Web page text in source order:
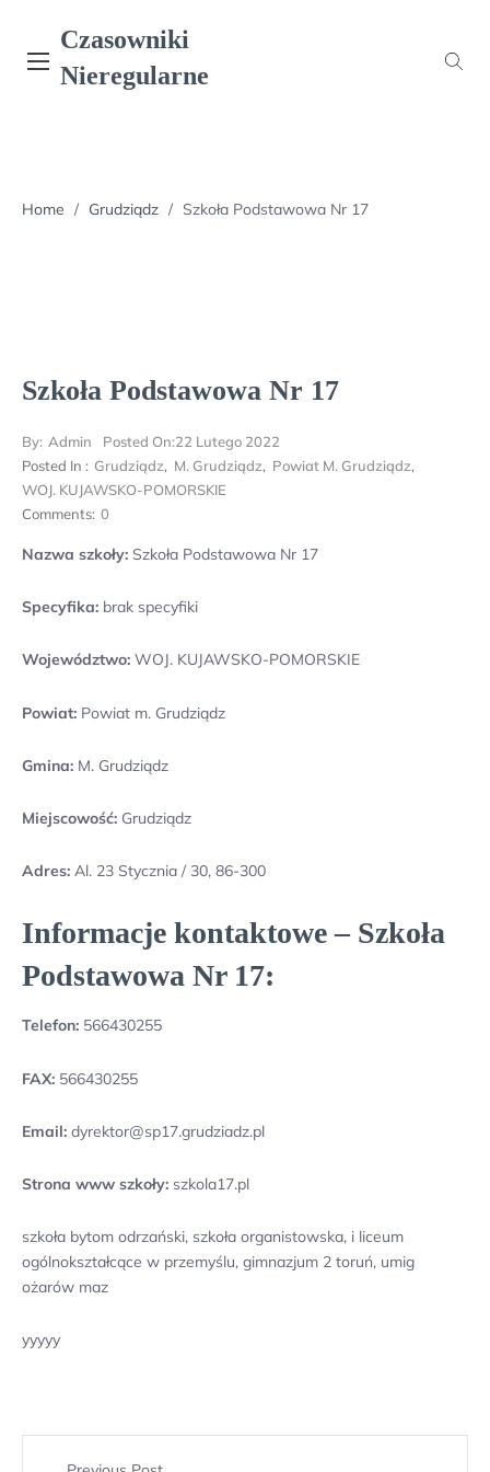
content
Czasowniki
Nieregularne
Home / Grudziądz / Szkoła Podstawowa Nr 17
Szkoła Podstawowa Nr 17
By: Admin Posted On:22 Lutego 2022
Posted In : Grudziądz, M. Grudziądz, Powiat M. Grudziądz,
WOJ. KUJAWSKO-POMORSKIE
Comments: 0
Nazwa szkoły: Szkoła Podstawowa Nr 17
Specyfika: brak specyfiki
Województwo: WOJ. KUJAWSKO-POMORSKIE
Powiat: Powiat m. Grudziądz
Gmina: M. Grudziądz
Miejscowość: Grudziądz
Adres: Al. 23 Stycznia / 30, 86-300
Informacje kontaktowe – Szkoła
Podstawowa Nr 17:
Telefon: 566430255
FAX: 566430255
Email: dyrektor@sp17.grudziadz.pl
Strona www szkoły: szkola17.pl
szkoła bytom odrzański, szkoła organistowska, i liceum
ogólnokształcące w przemyślu, gimnazjum 2 toruń, umig
ożarów maz
yyyyy